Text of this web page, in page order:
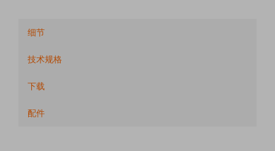
细节
技术规格
下载
配件